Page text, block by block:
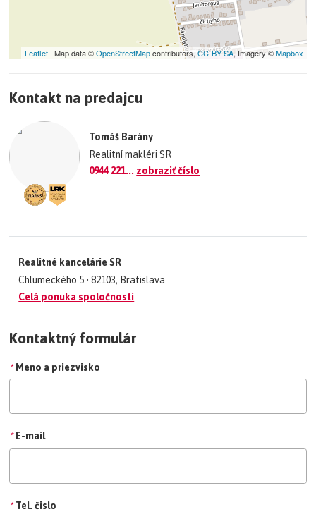
Obchody
Výhody:
Tichá lokalita
Dobrá dostupnosť do mesta
Táto nehnuteľnosť čaká na majiteľa,ktorý mu vdýchne nový vzhľad a
priestor.Ak sa na to cítite práve vy,tak nás neváhajte kontaktovať.
−
©OpenStreetMap
Leaflet| Map data ©OpenStreetMapcontributors,CC-BY-SA, Imagery ©Mapbox
Kontakt na predajcu
Tomáš Barány
Realitní makléri SR
0944 221... zobraziť číslo
Realitné kancelárie SR
Chlumeckého 5 • 82103, Bratislava
Celá ponuka spoločnosti
Kontaktný formulár
* Meno a priezvisko
* E-mail
* Tel. čislo